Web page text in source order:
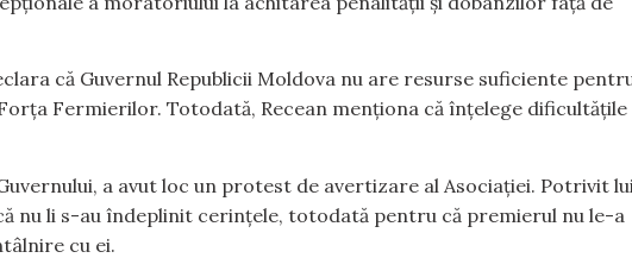
că Guvernul Republicii Moldova nu are resurse suficiente
Fermierilor. Totodată, Recean menționa că înțelege dificultățile
a avut loc un protest de avertizare al Asociației. Potrivit lui
nu li s-au îndeplinit cerințele, totodată pentru că premierul nu le-a
cu ei.